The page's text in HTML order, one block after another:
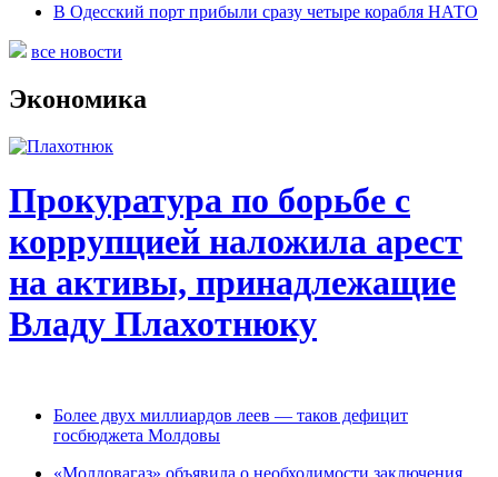
В Одесский порт прибыли сразу четыре корабля НАТО
все новости
Экономика
Прокуратура по борьбе с
коррупцией наложила арест
на активы, принадлежащие
Владу Плахотнюку
Более двух миллиардов леев — таков дефицит
госбюджета Молдовы